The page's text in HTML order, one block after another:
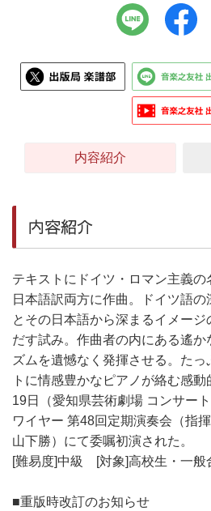
内容紹介
内容紹介
テキストにドイツ・ロマン主義の
日本語訳両方に作曲。ドイツ語
とその日本語から深まるイメージ
だす試み。作曲者の内にある遙
ズムを遺憾なく発揮させる。た
トに情感豊かなピアノが絡む感
19日（愛知県芸術劇場 コンサー
ワイヤー 第48回定期演奏会（指
山下勝）にて委嘱初演された。
[難易度]中級 [対象]高校生・一般
■重版時改訂のお知らせ